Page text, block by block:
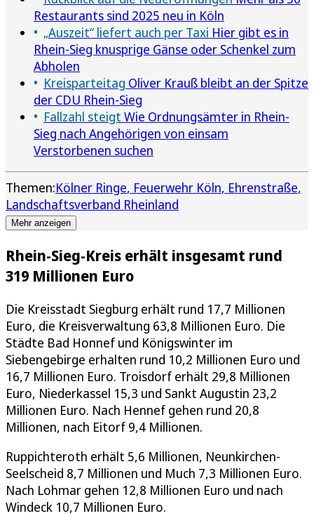
Restaurants sind 2025 neu in Köln
„Auszeit“ liefert auch per Taxi Hier gibt es in
Rhein-Sieg knusprige Gänse oder Schenkel zum
Abholen
Kreisparteitag Oliver Krauß bleibt an der Spitze
der CDU Rhein-Sieg
Fallzahl steigt Wie Ordnungsämter in Rhein-
Sieg nach Angehörigen von einsam
Verstorbenen suchen
Themen:Kölner Ringe Feuerwehr Köln Ehrenstraße
Landschaftsverband Rheinland
Mehr anzeigen
Rhein-Sieg-Kreis erhält insgesamt rund
319 Millionen Euro
Die Kreisstadt Siegburg erhält rund 17,7 Millionen
Euro, die Kreisverwaltung 63,8 Millionen Euro. Die
Städte Bad Honnef und Königswinter im
Siebengebirge erhalten rund 10,2 Millionen Euro und
16,7 Millionen Euro. Troisdorf erhält 29,8 Millionen
Euro, Niederkassel 15,3 und Sankt Augustin 23,2
Millionen Euro. Nach Hennef gehen rund 20,8
Millionen, nach Eitorf 9,4 Millionen.
Ruppichteroth erhält 5,6 Millionen, Neunkirchen-
Seelscheid 8,7 Millionen und Much 7,3 Millionen Euro.
Nach Lohmar gehen 12,8 Millionen Euro und nach
Windeck 10,7 Millionen Euro.